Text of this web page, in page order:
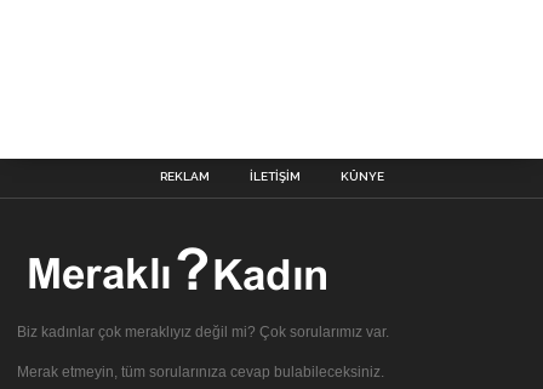
REKLAM İLETIŞIM KÜNYE
Biz kadınlar çok meraklıyız değil mi? Çok sorularımız var.
Merak etmeyin, tüm sorularınıza cevap bulabileceksiniz.